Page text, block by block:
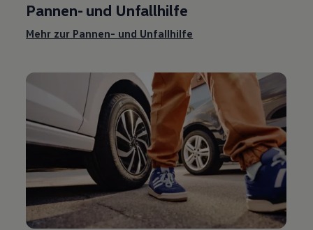
Pannen- und Unfallhilfe
Mehr zur Pannen- und Unfallhilfe